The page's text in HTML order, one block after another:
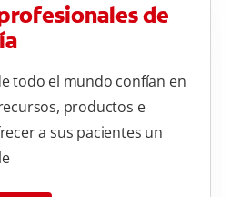
de
todo el mundo confían en
productos e
a sus pacientes un